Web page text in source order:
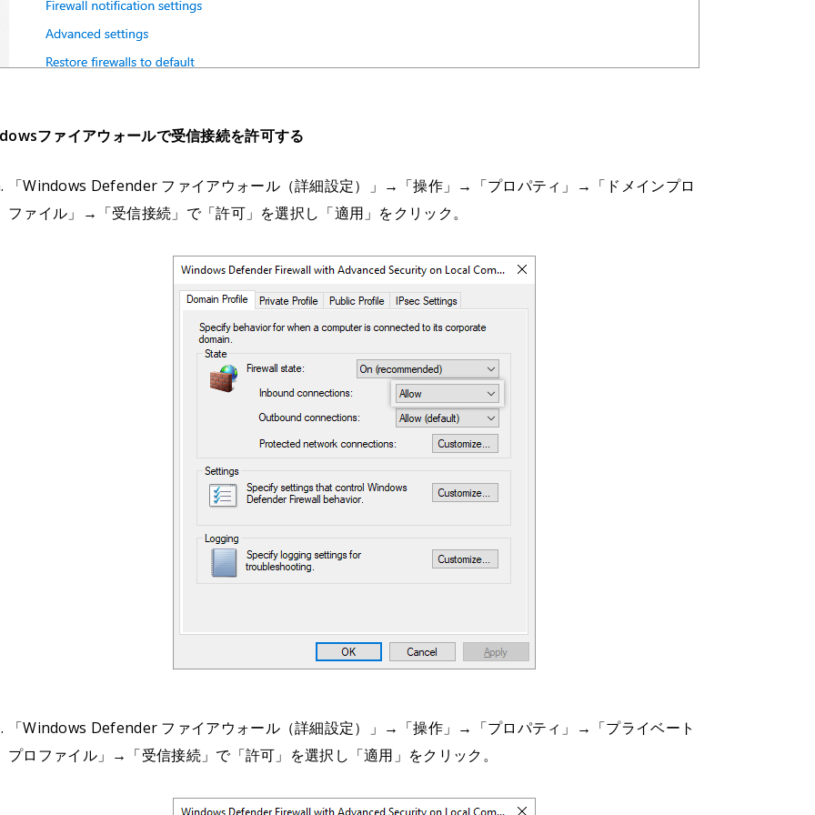
ファイアウォールで受信接続を許可する
「Windows Defender ファイアウォール（詳細設定）」→「操作」→「プロパティ」→「ドメインプロ
ファイル」→「受信接続」で「許可」を選択し「適用」をクリック。
「Windows Defender ファイアウォール（詳細設定）」→「操作」→「プロパティ」→「プライベート
プロファイル」→「受信接続」で「許可」を選択し「適用」をクリック。